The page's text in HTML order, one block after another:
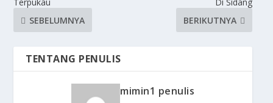
Terpukau
SEBELUMNYA
Di Sidang
BERIKUTNYA
TENTANG PENULIS
mimin1 penulis